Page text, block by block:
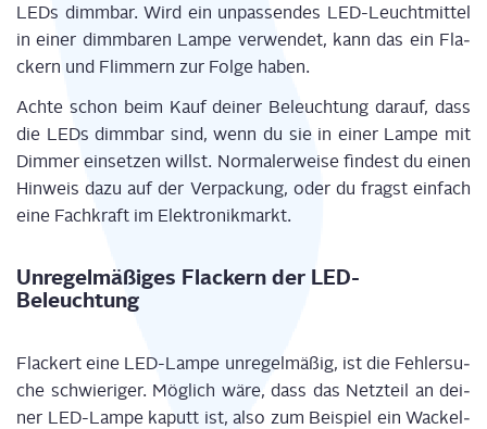
LEDs dimm­bar. Wird ein unpas­sen­des LED-Leucht­mit­tel
in einer dimm­ba­ren Lam­pe ver­wen­det, kann das ein Fla­
ckern und Flim­mern zur Fol­ge haben.
Ach­te schon beim Kaufdei­ner Beleuch­tung dar­auf, dass
die LEDs dimm­bar sind, wenn du sie in einer Lam­pe mit
Dim­mer ein­set­zen willst. Nor­ma­ler­wei­se fin­dest du einen
Hin­weis dazu auf der Ver­pa­ckung, oder du fragst ein­fach
eine Fach­kraft im Elek­tronik­markt.
Unre­gel­mä­ßi­ges Fla­ckern der LED-
Beleuchtung
Fla­ckert eine LED-Lam­pe unre­gel­mä­ßig, ist die Feh­ler­su­
che schwie­ri­ger. Mög­lich wäre, dass das Netz­teil an dei­
ner LED-Lam­pe kaputt ist, also zum Bei­spiel ein Wackel­